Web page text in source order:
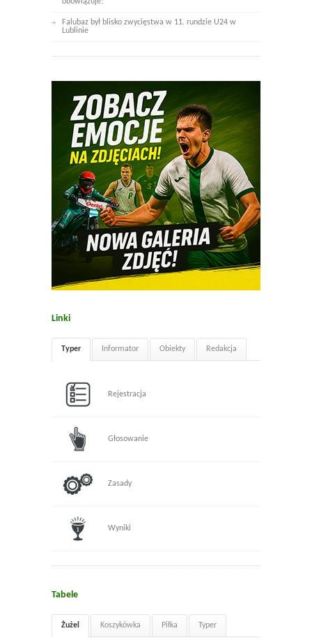
Falubaz był blisko zwycięstwa w 11. rundzie U24 w
Lublinie
Linki
Typer Informator Obiekty Redakcja
Rejestracja
Głosowanie
Zasady
Wyniki
Tabele
Żużel Koszykówka Piłka Typer